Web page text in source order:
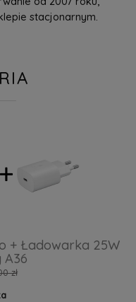
stacjonarnym.
+ Ładowarka 25W
A36
zł